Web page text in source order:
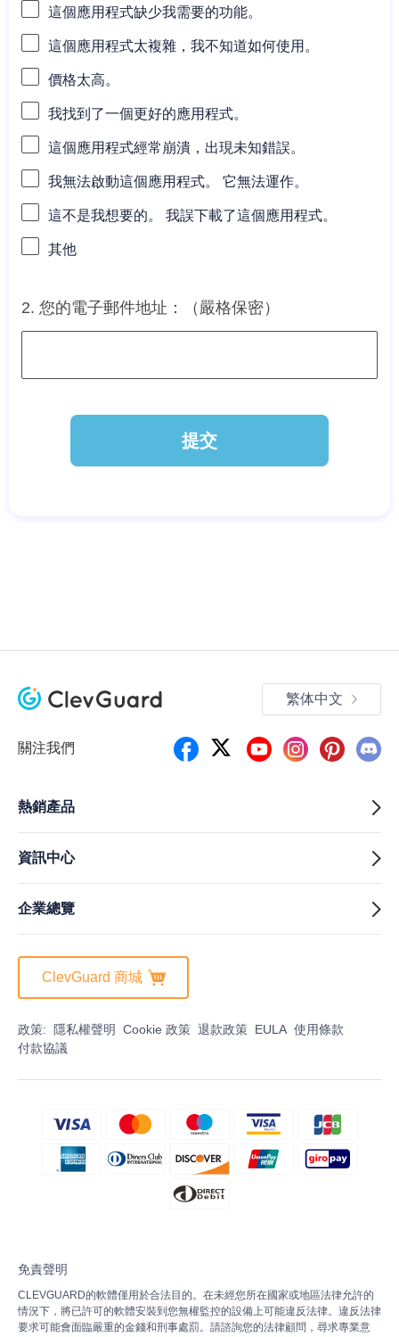
這個應用程式缺少我需要的功能。
這個應用程式太複雜，我不知道如何使用。
價格太高。
我找到了一個更好的應用程式。
這個應用程式經常崩潰，出現未知錯誤。
我無法啟動這個應用程式。 它無法運作。
這不是我想要的。 我誤下載了這個應用程式。
其他
2. 您的電子郵件地址：（嚴格保密）
提交
關注我們
繁体中文
熱銷產品
資訊中心
企業總覽
ClevGuard 商城
政策: 隱私權聲明 Cookie 政策 退款政策 EULA 使用條款
付款協議
免責聲明
CLEVGUARD的軟體僅用於合法目的。在未經您所在國家或地區法律允許的
情況下，將已許可的軟體安裝到您無權監控的設備上可能違反法律。違反法律
要求可能會面臨嚴重的金錢和刑事處罰。請諮詢您的法律顧問，尋求專業意